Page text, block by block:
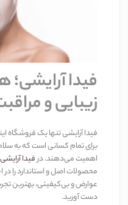
فیدا آرایشی؛
زیبایی و
فیدا آرایشی تنها یک
برای تمام کسانی است که به
اهمیت می‌دهند. درفیدا آرایشی
محصولات اصل و استاندارد را در
عوارض و بی‌کیفیتی، بهترین
دست آورید.